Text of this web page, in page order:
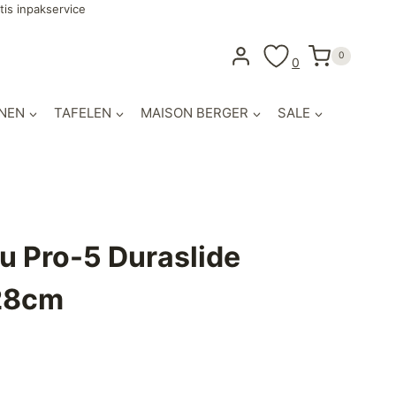
inpakservice
0 0
TAFELEN MAISON BERGER SALE
Pro-5 Duraslide